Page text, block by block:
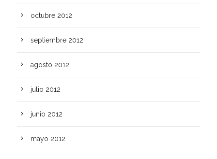
octubre 2012
septiembre 2012
agosto 2012
julio 2012
junio 2012
mayo 2012